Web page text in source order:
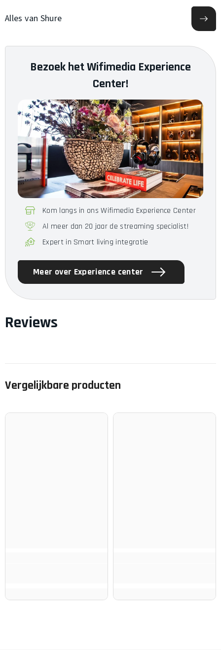
Gewicht n.b.
Omvang van de levering
SRH440A, 3.0m Afneembare
audioabel, 3.5mm>6.35mm
Adapter
Alles van Shure
Bezoek het Wifimedia Experience
Center!
Kom langs in ons Wifimedia Experience Center
Al meer dan 20 jaar de streaming specialist!
Expert in Smart living integratie
Meer over Experience center
Reviews
Vergelijkbare producten